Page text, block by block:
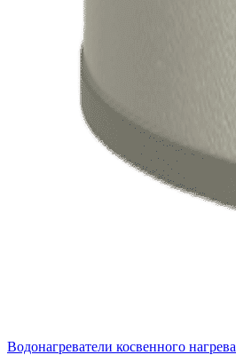
Водонагреватели косвенного нагрева